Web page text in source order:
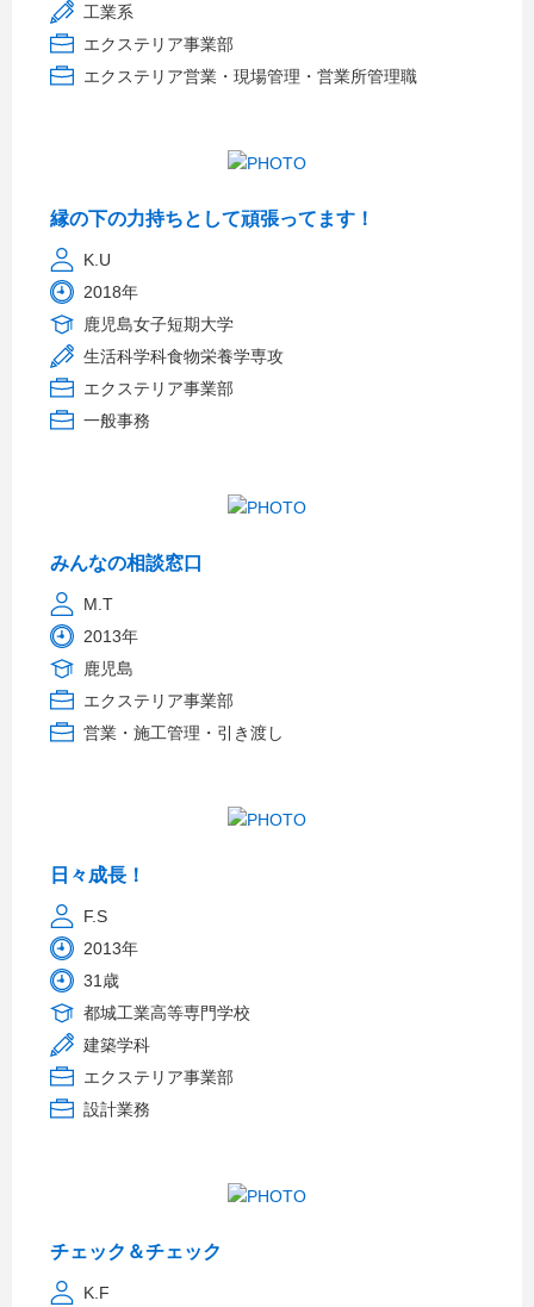
工業系
エクステリア事業部
エクステリア営業・現場管理・営業所管理職
縁の下の力持ちとして頑張ってます！
K.U
2018年
鹿児島女子短期大学
生活科学科食物栄養学専攻
エクステリア事業部
一般事務
みんなの相談窓口
M.T
2013年
鹿児島
エクステリア事業部
営業・施工管理・引き渡し
日々成長！
F.S
2013年
31歳
都城工業高等専門学校
建築学科
エクステリア事業部
設計業務
チェック＆チェック
K.F